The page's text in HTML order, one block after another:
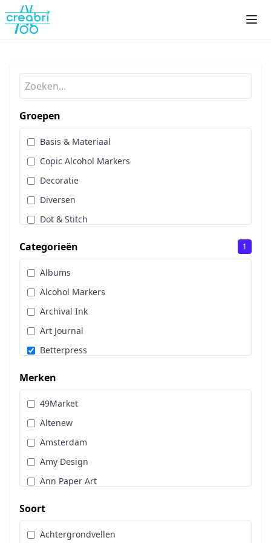
Groepen
Basis & Materiaal
Copic Alcohol Markers
Decoratie
Diversen
Dot & Stitch
Sale
Stans, Embos & Stencils
Stempels
Workshoppakket
Pan Pastel
Categorieën 1
Albums
Alcohol Markers
Archival Ink
Art Journal
Betterpress
Brads
Cadence
Designpapier
Distress Oxide Spray
Distress Spritz
Divers
Dot & Do
Embossingpoeder
Merken
49Market
Altenew
Amsterdam
Amy Design
Ann Paper Art
Art Impressions
Art Journaling
Soort
Achtergrondvellen